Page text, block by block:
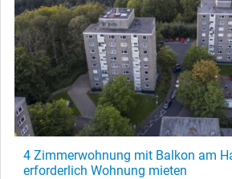
4 Zimmerwohnung mit Balkon am
erforderlich Wohnung mieten